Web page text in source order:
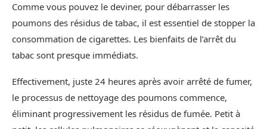
Comme vous pouvez le deviner, pour débarrasser les
poumons des résidus de tabac, il est essentiel de stopper la
consommation de cigarettes. Les bienfaits de l’arrêt du
tabac sont presque immédiats.
Effectivement, juste 24 heures après avoir arrêté de fumer,
le processus de nettoyage des poumons commence,
éliminant progressivement les résidus de fumée. Petit à